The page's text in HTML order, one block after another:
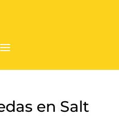
en Salt